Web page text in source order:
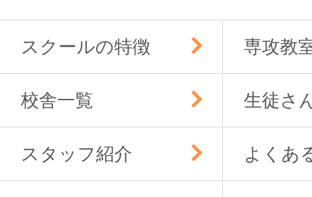
シ
ョ
ン
スクールの特徴 専攻教
校舎一覧 生徒さ
スタッフ紹介 よくあ